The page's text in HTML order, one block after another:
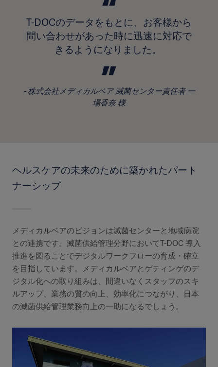
T-DOCのデータをもとに、お客様から
問い合わせがあった時に迅速に対応で
きるようになりました。
株式会社メディカルベア 滅菌センター責任者 一
場香奈 様
ヘルスケアの未来のために築かれたパート
ナーシップ
メディカルベアのビジョンは滅菌センターと地域病院
との連携です。滅菌供給管理分野においてT-DOC 導入
推進を図ることでデジタルワークフローの育成・確立
を目指しています。メディカルベアとゲティンゲのデ
ジタル化への取り組みは、間違いなくスタッフのスキ
ルアップ、業務の質の向上、効率化につながり、日本
の滅菌供給管理業務向上の一助になるでしょう。